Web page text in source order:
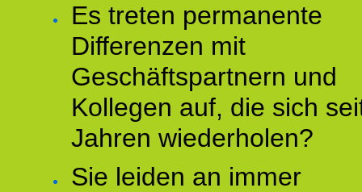
Es treten permanente
Differenzen mit
Geschäftspartnern und
Kollegen auf, die sich
Jahren wiederholen?
Sie leiden an immer